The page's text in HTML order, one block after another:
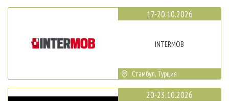
17-20.10.2026
INTERMOB
Стамбул, Турция
20-23.10.2026